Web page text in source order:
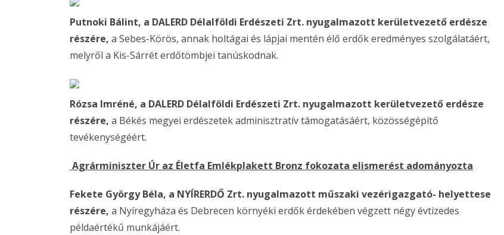
Putnoki Bálint, a DALERD Délalföldi Erdészeti Zrt. nyugalmazott kerületvezető erdésze
részére, a Sebes-Körös, annak holtágai és lápjai mentén élő erdők eredményes szolgálatáért,
melyről a Kis-Sárrét erdőtömbjei tanúskodnak.
Rózsa Imréné, a DALERD Délalföldi Erdészeti Zrt. nyugalmazott kerületvezető erdésze
részére, a Békés megyei erdészetek adminisztratív támogatásáért, közösségépítő
tevékenységéért.
Agrárminiszter Úr az Életfa Emlékplakett Bronz fokozata elismerést adományozta
Fekete György Béla, a NYÍRERDŐ Zrt. nyugalmazott műszaki vezérigazgató- helyettese
részére, a Nyíregyháza és Debrecen környéki erdők érdekében végzett négy évtizedes
példaértékű munkájáért.